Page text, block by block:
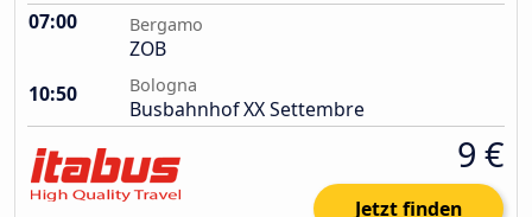
07:00 Bergamo
ZOB
10:50
Bologna
Busbahnhof XX Settembre
9 €
Jetzt finden